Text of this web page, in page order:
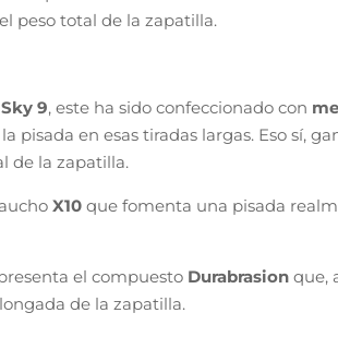
peso total de la zapatilla.
9, este ha sido confeccionado con
pisada en esas tiradas largas. Eso sí,
de la zapatilla.
X10 que fomenta una pisada
el compuesto Durabrasion que,
de la zapatilla.